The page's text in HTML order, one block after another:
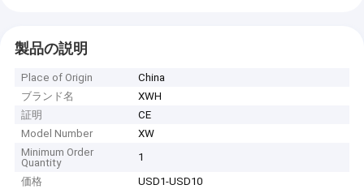
製品の説明
Place of Origin
China
ブランド名
XWH
証明
CE
Model Number
XW
Minimum Order
Quantity
1
価格
USD1-USD10